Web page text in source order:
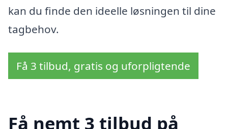
kan du finde den ideelle løsningen til dine
tagbehov.
Få 3 tilbud, gratis og uforpligtende
Få nemt 3 tilbud på